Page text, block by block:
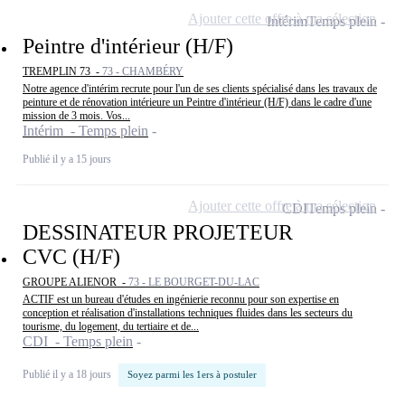
Peintre d'intérieur (H/F)
TREMPLIN 73 - 73 - CHAMBÉRY
Notre agence d'intérim recrute pour l'un de ses clients spécialisé dans les travaux de
peinture et de rénovation intérieure un Peintre d'intérieur (H/F) dans le cadre d'une
mission de 3 mois. Vos...
Intérim - Temps plein
Publié il y a 15 jours
IntérimTemps plein
Ajouter cette offre à ma sélection
DESSINATEUR PROJETEUR
CVC (H/F)
GROUPE ALIENOR - 73 - LE BOURGET-DU-LAC
ACTIF est un bureau d'études en ingénierie reconnu pour son expertise en
conception et réalisation d'installations techniques fluides dans les secteurs du
tourisme, du logement, du tertiaire et de...
CDI - Temps plein
Publié il y a 18 jours Soyez parmi les 1ers à postuler
CDITemps plein
Ajouter cette offre à ma sélection